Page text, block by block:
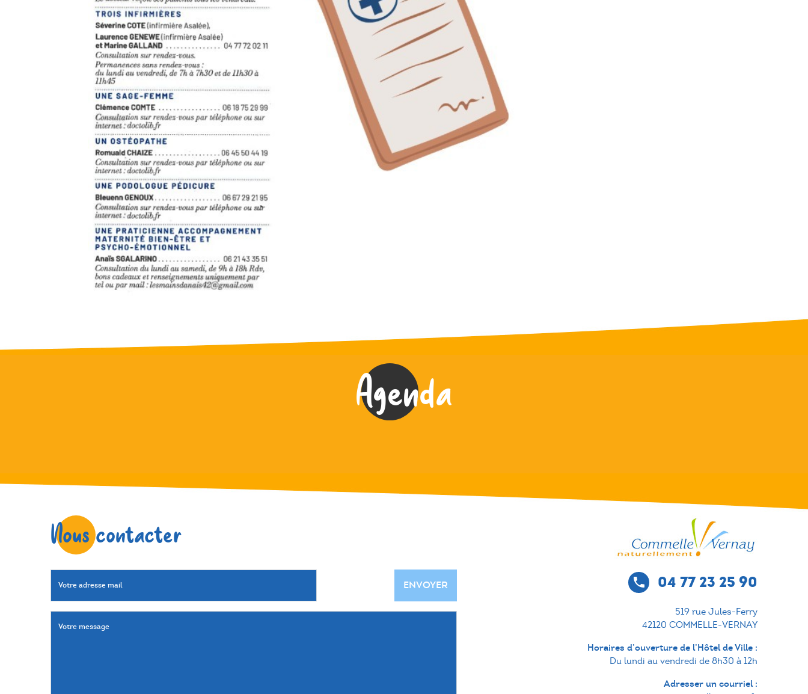
Agenda
Nous contacter
Votre adresse mail ENVOYER
Votre message
phone 04 77 23 25 90
519 rue Jules-Ferry
42120 COMMELLE-VERNAY
Horaires d’ouverture de l’Hôtel de Ville :
Du lundi au vendredi de 8h30 à 12h
Adresser un courriel :